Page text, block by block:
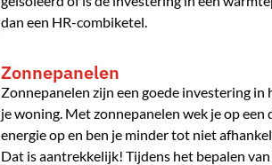
dan een HR-combiketel.
Zonnepanelen
Zonnepanelen zijn een goede investering in
je woning. Met zonnepanelen wek je op een
energie op en ben je minder tot niet
Dat is aantrekkelijk! Tijdens het bepalen